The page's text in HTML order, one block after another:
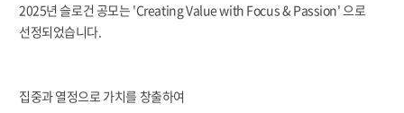
2025년 슬로건 공모는 'Creating Value with Focus & Passion' 으로
선정되었습니다.
집중과 열정으로 가치를 창출하여